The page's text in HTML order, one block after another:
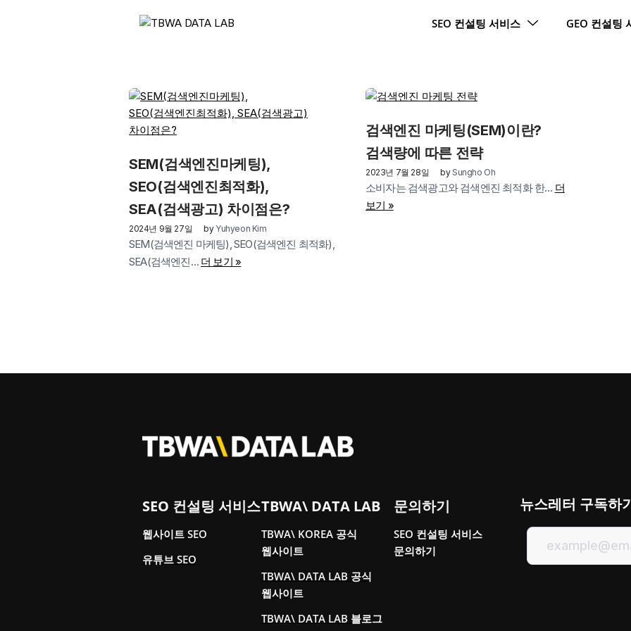
SEO 컨설팅 서비스 GEO 컨설팅
SEM(검색엔진마케팅),
SEO(검색엔진최적화),
SEA(검색광고) 차이점은?
2024년 9월 27일 by Yuhyeon Kim
SEM(검색엔진 마케팅), SEO(검색엔진 최적화),
SEA(검색엔진… 더 보기 »
검색엔진 마케팅(SEM)이란?
검색량에 따른 전략
2023년 7월 28일 bySungho Oh
소비자는 검색광고와 검색엔진 최적화 한… 더
보기 »
SEO 컨설팅 서비스
웹사이트 SEO
유튜브 SEO
TBWA\ DATA LAB
TBWA\ KOREA 공식
웹사이트
TBWA\ DATA LAB 공식
웹사이트
TBWA\ DATA LAB 블로그
문의하기
SEO 컨설팅 서비스
문의하기
뉴스레터 구독하